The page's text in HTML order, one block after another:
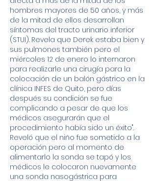
hombres mayores de 50 años, y más
de la mitad de ellos desarrollan
síntomas del tracto urinario inferior
(STUI). Revela que Derek estaba bien y
sus pulmones también pero el
miércoles 12 de enero lo internaron
para realizarle una cirugía para la
colocación de un balón gástrico en la
clínica INFES de Quito, pero días
después su condición se fue
complicando a pesar de que los
médicos asegurarán que el
procedimiento había sido un éxito".
Reveló que el niño fue sometido a la
operación pero al momento de
alimentarlo la sonda se tapó y los
médicos le colocaron nuevamente
una sonda nasogástrica para